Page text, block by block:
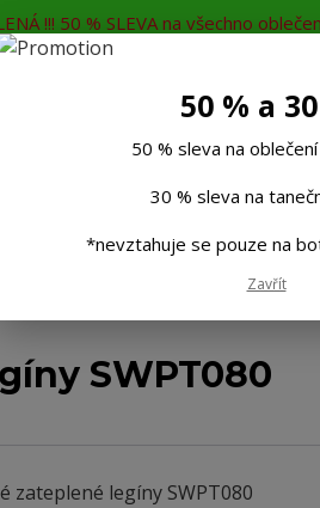
!!! 50 % SLEVA na všechno
legíny, termo legíny Dámské
SWPT080
50 % a
50 % sleva na
30 % sleva na
*nevztahuje se pouze na
Zavřít